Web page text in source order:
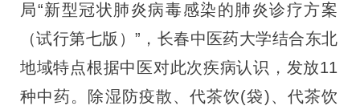
局“新型冠状肺炎病毒感染的肺炎诊疗方案
（试行第七版）”，长春中医药大学结合东北
地域特点根据中医对此次疾病认识，发放11
种中药。除湿防疫散、代茶饮(袋)、代茶饮